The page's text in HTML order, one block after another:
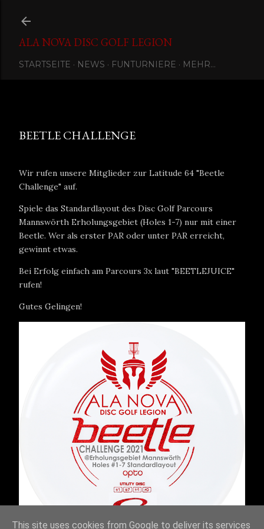
ALA NOVA DISC GOLF LEGION
STARTSEITE NEWS FUNTURNIERE MEHR…
BEETLE CHALLENGE
Wir rufen unsere Mitglieder zur Latitude 64 "Beetle
Challenge" auf.
Spiele das Standardlayout des Disc Golf Parcours
Mannswörth Erholungsgebiet (Holes 1-7) nur mit einer
Beetle. Wer als erster PAR oder unter PAR erreicht,
gewinnt etwas.
Bei Erfolg einfach am Parcours 3x laut "BEETLEJUICE"
rufen!
Gutes Gelingen!
This site uses cookies from Google to deliver its services